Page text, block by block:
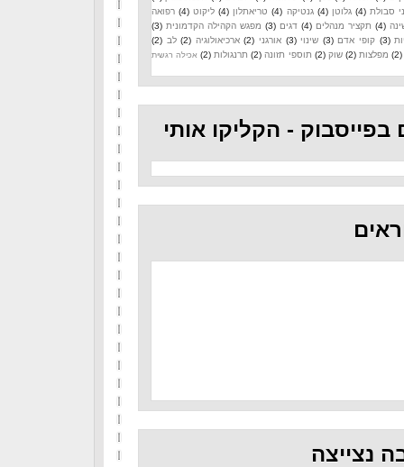
סבולת (4) גלוטן (4) גנטיקה (4) טריאתלון (4) ליקוט (4) רפואה
(4) תקציר מנהלים (4) דגים (3) מפגש הקהילה הקדמונית (3)
(3) קופי אדם (3) שינוי (3) אורגני (2) ארכיאולוגיה (2) לב (2)
(2) מפלצות (2) שוק (2) תוספי תזונה (2) תרנגולות (2) אכילה רגשית
בפייסבוק - הקליקו אותי
נצייצה